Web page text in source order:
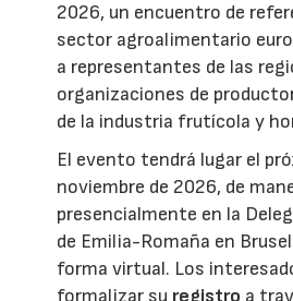
2026, un encuentro de
sector agroalimentario
a representantes de las
organizaciones de
de la industria frutícola y
El evento tendrá lugar el
noviembre de 2026, de
presencialmente en la
de Emilia-Romaña en
forma virtual. Los